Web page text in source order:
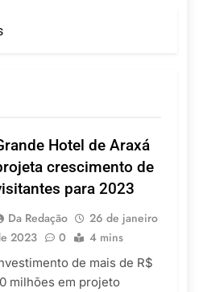
Caveiras atrai
investimentos e
infraestrutura
De Agosto De 2026
Toda a Europa em Um
Só Lugar: Descubra as
Atrações do Parque
4 De Agosto De 2026
Por Dentro do Atomium:
História, Ciência e a
Melhor Vista de
Bruxelas
Hotel de Araxá
crescimento de
para 2023
Da Redação
26 de janeiro
2023
0 4 mins
de mais de R$
milhões em projeto